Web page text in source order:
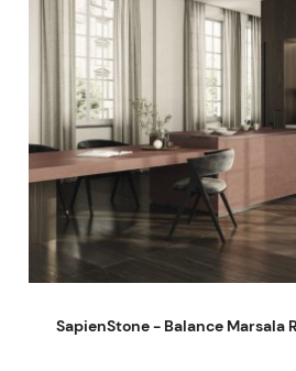
SapienStone - Balance Marsala